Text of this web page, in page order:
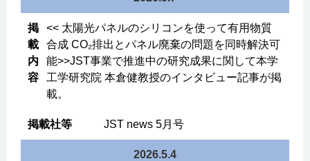
<< 太陽光パネルのシリコンを使って有用物質
合成 CO₂排出とパネル廃棄の問題を同時解決可
能>>JST事業で推進中の研究成果に関して本学
工学研究院 本倉健教授のインタビュー記事が掲
載。
JST news 5月号
2026.5.4